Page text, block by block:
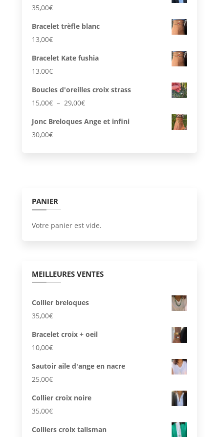
35,00€
Bracelet trèfle blanc
13,00€
Bracelet Kate fushia
13,00€
Boucles d'oreilles croix strass
15,00€ – 29,00€Plage
prix :
Jonc Breloques Ange et infini
30,00€
PANIER
Votre panier est vide.
MEILLEURES VENTES
Collier breloques
35,00€
Bracelet croix + oeil
10,00€
Sautoir aile d'ange en nacre
25,00€
Collier croix noire
35,00€
Colliers croix talisman